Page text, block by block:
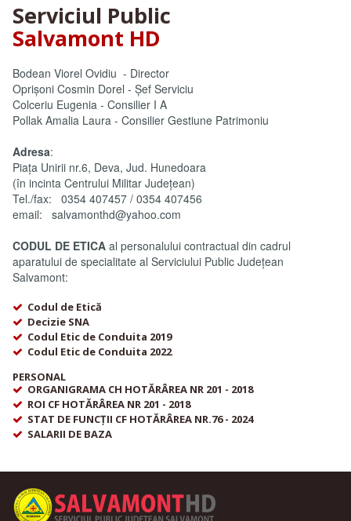
Serviciul Public
Salvamont HD
Bodean Viorel Ovidiu - Director
Oprișoni Cosmin Dorel - Șef Serviciu
Colceriu Eugenia - Consilier I A
Pollak Amalia Laura - Consilier Gestiune Patrimoniu
Adresa:
Piața Unirii nr.6, Deva, Jud. Hunedoara
(în incinta Centrului Militar Județean)
Tel./fax: 0354 407457 / 0354 407456
email: salvamonthd@yahoo.com
CODUL DE ETICA al personalului contractual din cadrul
aparatului de specialitate al Serviciului Public Județean
Salvamont:
Codul de Etică
Decizie SNA
Codul Etic de Conduita 2019
Codul Etic de Conduita 2022
PERSONAL
ORGANIGRAMA CH HOTĂRÂREA NR 201 - 2018
ROI CF HOTĂRÂREA NR 201 - 2018
STAT DE FUNCȚII CF HOTĂRÂREA NR.76 - 2024
SALARII DE BAZA